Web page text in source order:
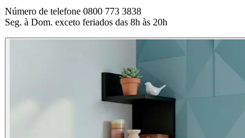
Número de telefone 0800 773 3838
Seg. à Dom. exceto feriados das 8h às 20h